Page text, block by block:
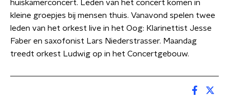
huiskamerconcert. Leden van het concert komen in
kleine groepjes bij mensen thuis. Vanavond spelen twee
leden van het orkest live in het Oog: Klarinettist Jesse
Faber en saxofonist Lars Niederstrasser. Maandag
treedt orkest Ludwig op in het Concertgebouw.